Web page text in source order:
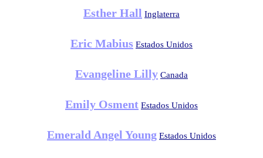
Esther Hall Inglaterra
Eric Mabius Estados Unidos
Evangeline Lilly Canada
Emily Osment Estados Unidos
Emerald Angel Young Estados Unidos